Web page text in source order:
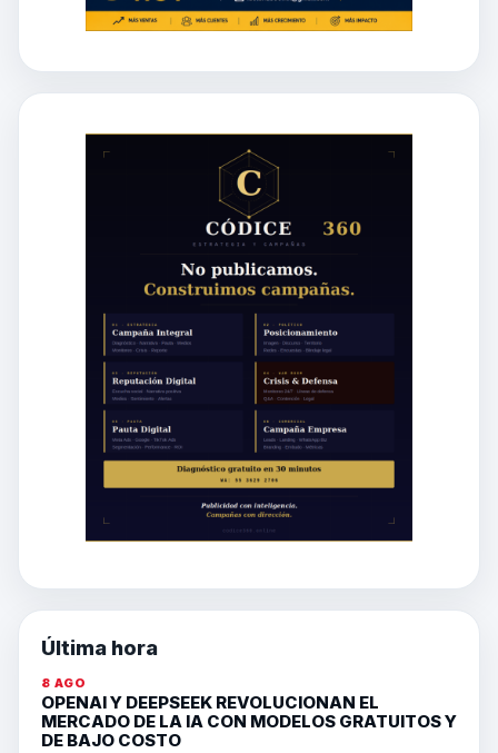
Última hora
8 AGO
OPENAI Y DEEPSEEK REVOLUCIONAN EL
MERCADO DE LA IA CON MODELOS GRATUITOS Y
DE BAJO COSTO